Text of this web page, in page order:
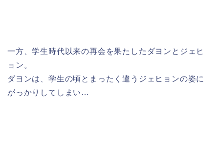
一方、学生時代以来の再会を果たしたダヨンとジェヒ
ョン。
ダヨンは、学生の頃とまったく違うジェヒョンの姿に
がっかりしてしまい…